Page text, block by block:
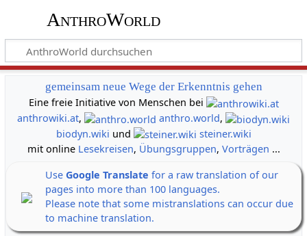
AnthroWorld
gemeinsam neue Wege der Erkenntnis gehen
Eine freie Initiative von Menschen bei
anthrowiki.at, anthro.world,
biodyn.wiki und
steiner.wiki
mit online Lesekreisen, Übungsgruppen, Vorträgen ...
Use Google Translate for a raw translation of our
pages into more than 100 languages.
Please note that some mistranslations can occur due
to machine translation.